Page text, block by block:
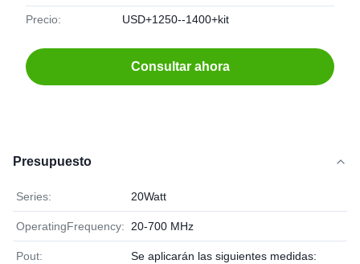
Precio: USD+1250--1400+kit
Consultar ahora
Presupuesto
Series: 20Watt
OperatingFrequency: 20-700 MHz
Pout: Se aplicarán las siguientes medidas: